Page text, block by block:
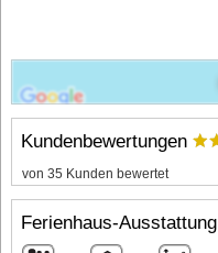
Kundenbewertungen
von 35 Kunden bewertet
Ferienhaus-Ausstattung